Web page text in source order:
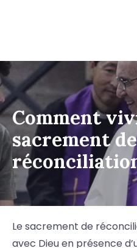
Comment
sacrement de
Le sacrement de
avec Dieu en présence